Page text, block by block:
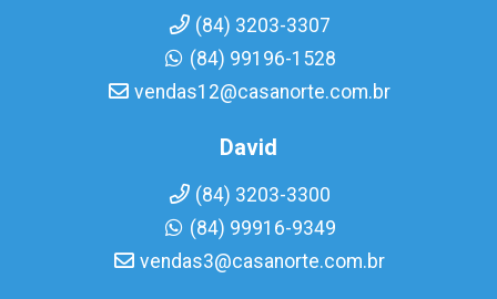
(84) 3203-3307
(84) 99196-1528
vendas12@casanorte.com.br
David
(84) 3203-3300
(84) 99916-9349
vendas3@casanorte.com.br